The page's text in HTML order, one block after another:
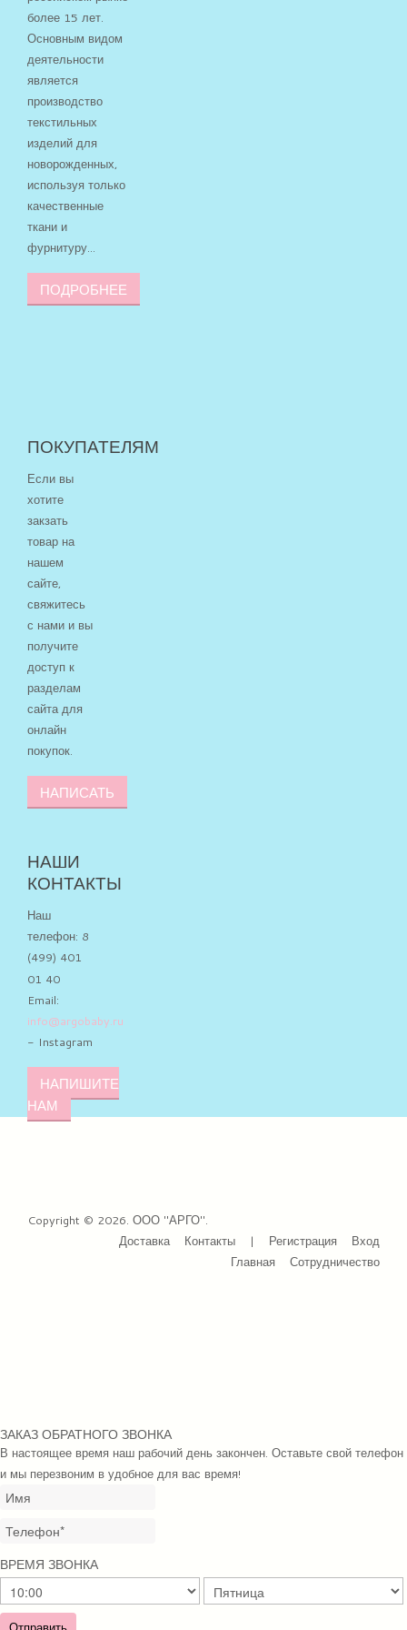
более 15 лет.
Основным видом
деятельности
является
производство
текстильных
изделий для
новорожденных,
используя только
качественные
ткани и
фурнитуру...
ПОДРОБНЕЕ
ПОКУПАТЕЛЯМ
Если вы
хотите
закзать
товар на
нашем
сайте,
свяжитесь
с нами и вы
получите
доступ к
разделам
сайта для
онлайн
покупок.
НАПИСАТЬ
НАШИ
КОНТАКТЫ
Наш
телефон: 8
(499) 401
01 40
Email:
info@argobaby.ru
- Instagram
НАПИШИТЕ
НАМ
Copyright © 2026. ООО "АРГО".
Вход
Регистрация
|
Контакты
Доставка
Сотрудничество
Главная
ЗАКАЗ ОБРАТНОГО ЗВОНКА
В настоящее время наш рабочий день закончен. Оставьте свой телефон
и мы перезвоним в удобное для вас время!
ВРЕМЯ ЗВОНКА